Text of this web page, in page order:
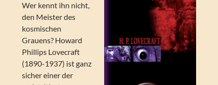
Wer kennt ihn nicht,
den Meister des
kosmischen
Grauens? Howard
Phillips Lovecraft
(1890-1937) ist ganz
sicher einer der